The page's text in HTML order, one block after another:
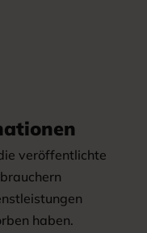
veröffentlichte
haben.